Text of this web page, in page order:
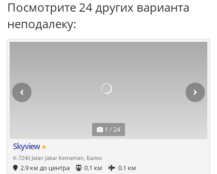
Посмотрите 24 других варианта
неподалеку:
1 / 24
Skyview★
K-7240 Jalan Jakar Kemaman, Балок
2.9 км до центра 0.1 км
0.1 км